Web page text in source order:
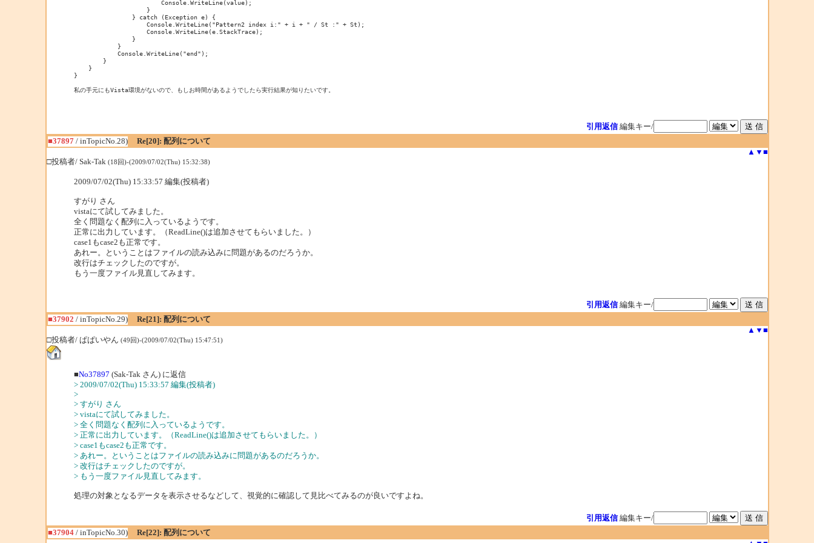
                        Console.WriteLine(value);
                    }
                } catch (Exception e) {
                    Console.WriteLine("Pattern2 index i:" + i + " / St :" + St);
                    Console.WriteLine(e.StackTrace);
                }
            }
            Console.WriteLine("end");
        }
    }
}
私の手元にもVista環境がないので、もしお時間があるようでしたら実行結果が知りたいです。
引用返信 編集キー/
■37897/ inTopicNo.28)
Re[20]: 配列について
▲ ▼ ■
□投稿者/ Sak-Tak (18回)-(2009/07/02(Thu) 15:32:38)
2009/07/02(Thu) 15:33:57 編集(投稿者)
すがり さん
vistaにて試してみました。
全く問題なく配列に入っているようです。
正常に出力しています。（ReadLine()は追加させてもらいました。）
case1もcase2も正常です。
あれー。ということはファイルの読み込みに問題があるのだろうか。
改行はチェックしたのですが。
もう一度ファイル見直してみます。
引用返信 編集キー/
■37902 / inTopicNo.29)
Re[21]: 配列について
▲ ▼ ■
□投稿者/ ぱぱいやん (49回)-(2009/07/02(Thu) 15:47:51)
■No37897 (Sak-Tak さん) に返信
> 2009/07/02(Thu) 15:33:57 編集(投稿者)
>
> すがり さん
> vistaにて試してみました。
> 全く問題なく配列に入っているようです。
> 正常に出力しています。（ReadLine()は追加させてもらいました。）
> case1もcase2も正常です。
> あれー。ということはファイルの読み込みに問題があるのだろうか。
> 改行はチェックしたのですが。
> もう一度ファイル見直してみます。
処理の対象となるデータを表示させるなどして、視覚的に確認して見比べてみるのが良いですよね。
引用返信 編集キー/
■37904/ inTopicNo.30)
Re[22]: 配列について